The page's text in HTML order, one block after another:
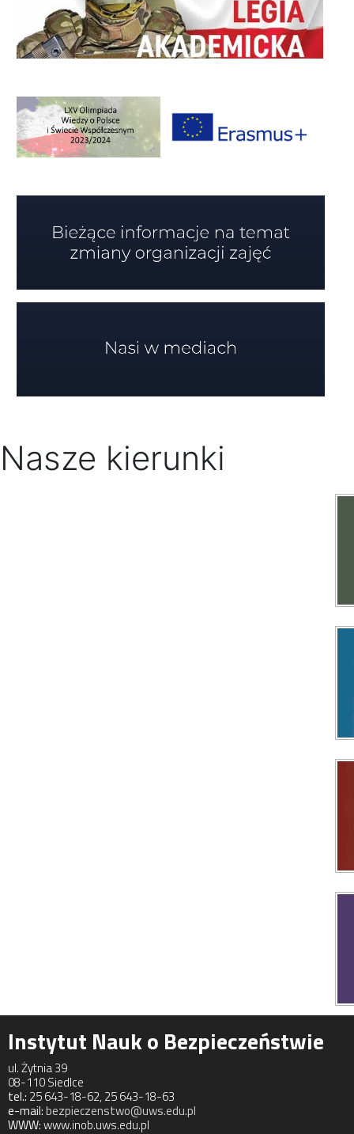
Nasze kierunki
Instytut Nauk o Bezpieczeństwie
ul. Żytnia 39
08-110 Siedlce
tel.: 25 643-18-62, 25 643-18-63
e-mail:bezpieczenstwo@uws.edu.pl
WWW:www.inob.uws.edu.pl